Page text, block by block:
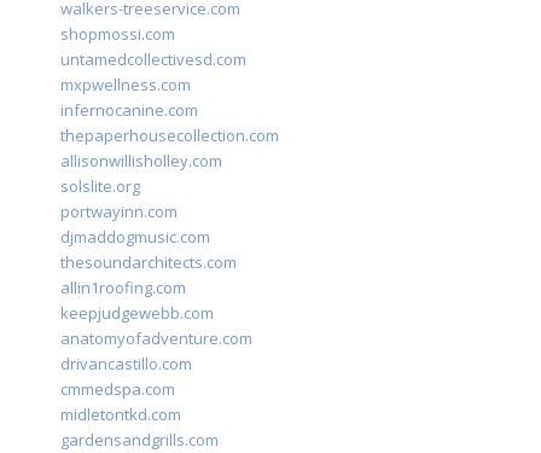
walkers-treeservice.com
shopmossi.com
untamedcollectivesd.com
mxpwellness.com
infernocanine.com
thepaperhousecollection.com
allisonwillisholley.com
solslite.org
portwayinn.com
djmaddogmusic.com
thesoundarchitects.com
allin1roofing.com
keepjudgewebb.com
anatomyofadventure.com
drivancastillo.com
cmmedspa.com
midletontkd.com
gardensandgrills.com